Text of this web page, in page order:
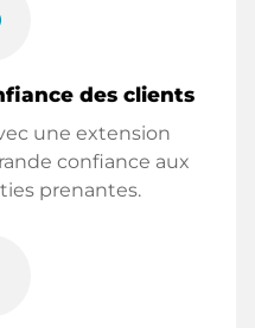
des clients
une extension
confiance aux
prenantes.